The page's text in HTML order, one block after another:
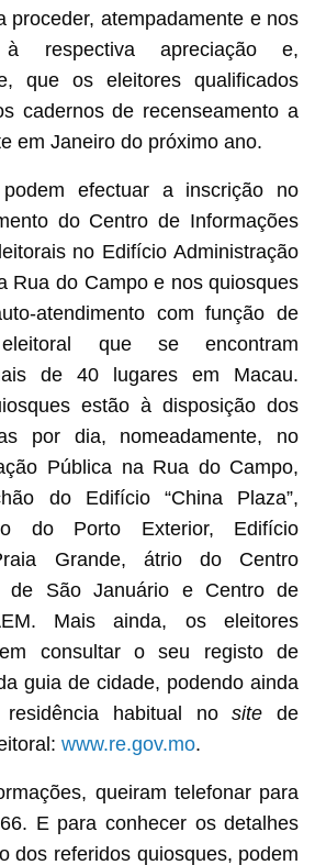
proceder, atempadamente e nos
respectiva apreciação e,
que os eleitores qualificados
cadernos de recenseamento a
em Janeiro do próximo ano.
efectuar a inscrição no
do Centro de Informações
no Edifício Administração
Rua do Campo e nos quiosques
atendimento com função de
eleitoral que se encontram
de 40 lugares em Macau.
estão à disposição dos
por dia, nomeadamente, no
Pública na Rua do Campo,
do Edifício “China Plaza”,
do Porto Exterior, Edifício
Grande, átrio do Centro
de São Januário e Centro de
Mais ainda, os eleitores
consultar o seu registo de
guia de cidade, podendo ainda
residência habitual nositede
www.re.gov.mo.
queiram telefonar para
E para conhecer os detalhes
dos referidos quiosques, podem